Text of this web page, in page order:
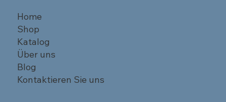
Home
Shop
Katalog
Über uns
Blog
Kontaktieren Sie uns